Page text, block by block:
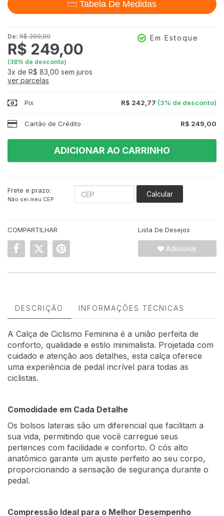
Tabela De Medidas
De: R$ 399,90
R$ 249,00
(38% de desconto)
3x de R$ 83,00 sem juros
ver parcelas
Em Estoque
Pix R$ 242,77 (3% de desconto)
Cartão de Crédito R$ 249,00
ADICIONAR AO CARRINHO
Frete e prazo:
Não sei meu CEP
Calcular
COMPARTILHAR Lista De Desejos
Adicionar
DESCRIÇÃO INFORMAÇÕES TÉCNICAS
A Calça de Ciclismo Feminina é a união perfeita de
conforto, qualidade e estilo minimalista. Projetada com
cuidado e atenção aos detalhes, esta calça oferece
uma experiência de pedal incrível para todas as
ciclistas.
Comodidade em Cada Detalhe
Os bolsos laterais são um diferencial que facilitam a
sua vida, permitindo que você carregue seus
pertences com facilidade e conforto. O cós alto
anatômico garante um ajuste perfeito ao seu corpo,
proporcionando a sensação de segurança durante o
pedal.
Compressão Ideal para o Melhor Desempenho